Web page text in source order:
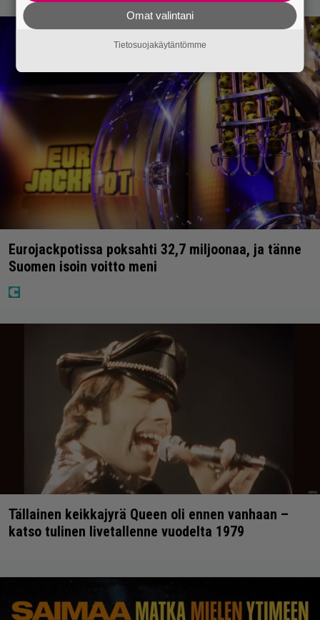
Eurojackpotissa poksahti 32,7 miljoonaa, ja tänne
Suomen isoin voitto meni
Tällainen keikkajyrä Queen oli ennen vanhaan –
katso tulinen livetallenne vuodelta 1979
Omat valintani
Tietosuojakäytäntömme